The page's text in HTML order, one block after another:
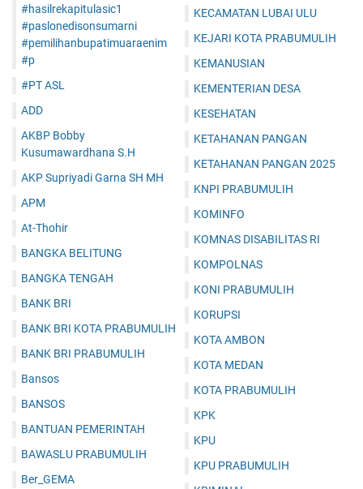
#hasilrekapitulasic1
#paslonedisonsumarni
#pemilihanbupatimuaraenim
#p
#PT ASL
ADD
AKBP Bobby
Kusumawardhana S.H
AKP Supriyadi Garna SH MH
APM
At-Thohir
BANGKA BELITUNG
BANGKA TENGAH
BANK BRI
BANK BRI KOTA PRABUMULIH
BANK BRI PRABUMULIH
Bansos
BANSOS
BANTUAN PEMERINTAH
BAWASLU PRABUMULIH
Ber_GEMA
KECAMATAN LUBAI ULU
KEJARI KOTA PRABUMULIH
KEMANUSIAN
KEMENTERIAN DESA
KESEHATAN
KETAHANAN PANGAN
KETAHANAN PANGAN 2025
KNPI PRABUMULIH
KOMINFO
KOMNAS DISABILITAS RI
KOMPOLNAS
KONI PRABUMULIH
KORUPSI
KOTA AMBON
KOTA MEDAN
KOTA PRABUMULIH
KPK
KPU
KPU PRABUMULIH